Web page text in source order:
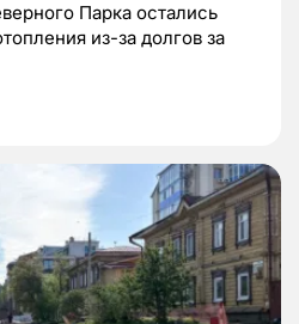
Парка остались
из-за долгов за